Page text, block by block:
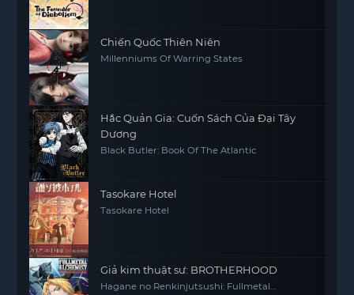
Chiến Quốc Thiên Niên
Millenniums Of Warring States
Hắc Quản Gia: Cuốn Sách Của Đại Tây
Dương
Black Butler: Book Of The Atlantic
Tasokare Hotel
Tasokare Hotel
Giả kim thuật sư: BROTHERHOOD
Hagane no Renkinjutsushi: Fullmetal